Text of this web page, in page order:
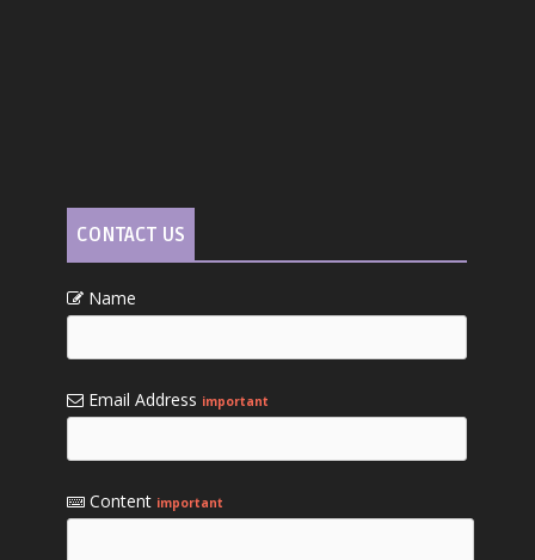
CONTACT US
Name
Email Address important
Content important